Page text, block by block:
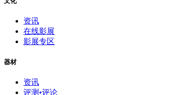
资讯
在线影展
影展专区
器材
资讯
评测•评论